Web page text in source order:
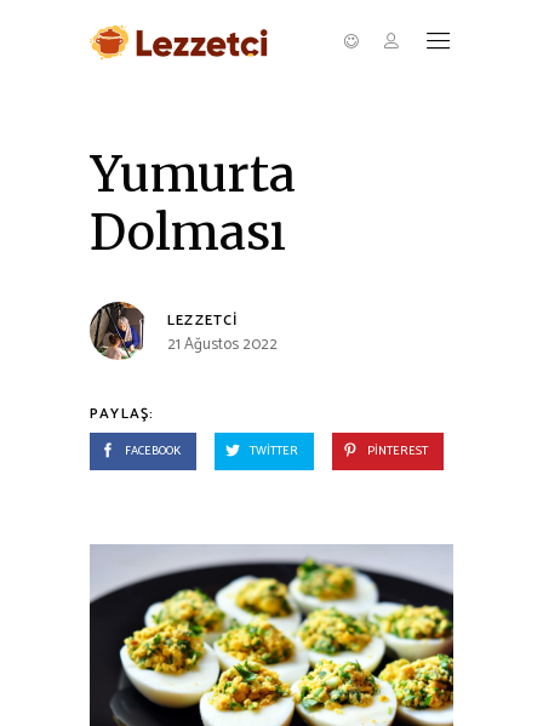
Yumurta
Dolması
LEZZETCI
21 Ağustos 2022
PAYLAŞ:
FACEBOOK TWITTER PINTEREST